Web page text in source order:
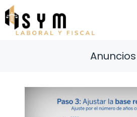
Saltar
al
contenido
Anuncios